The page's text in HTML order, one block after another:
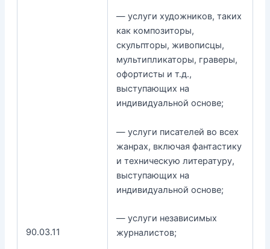
90.03.11
— услуги художников, таких
как композиторы,
скульпторы, живописцы,
мультипликаторы, граверы,
офортисты и т.д.,
выступающих на
индивидуальной основе;
— услуги писателей во всех
жанрах, включая фантастику
и техническую литературу,
выступающих на
индивидуальной основе;
— услуги независимых
журналистов;